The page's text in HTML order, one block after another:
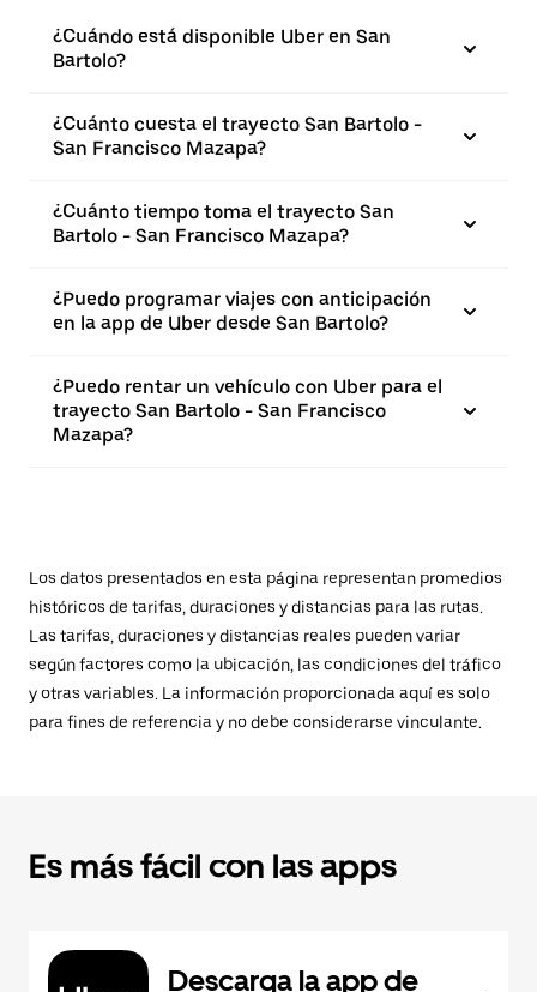
¿Cuándo está disponible Uber en San
Bartolo?
¿Cuánto cuesta el trayecto San Bartolo -
San Francisco Mazapa?
¿Cuánto tiempo toma el trayecto San
Bartolo - San Francisco Mazapa?
¿Puedo programar viajes con anticipación
en la app de Uber desde San Bartolo?
¿Puedo rentar un vehículo con Uber para el
trayecto San Bartolo - San Francisco
Mazapa?
Los datos presentados en esta página representan promedios
históricos de tarifas, duraciones y distancias para las rutas.
Las tarifas, duraciones y distancias reales pueden variar
según factores como la ubicación, las condiciones del tráfico
y otras variables. La información proporcionada aquí es solo
para fines de referencia y no debe considerarse vinculante.
Es más fácil con las apps
Descarga la app de